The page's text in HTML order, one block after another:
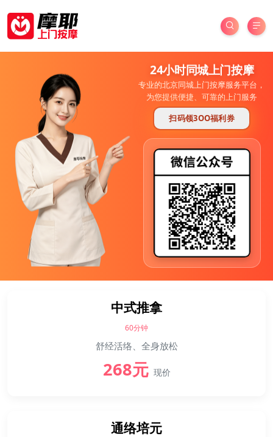
24小时同城上门按摩
专业的北京同城上门按摩服务平台，
为您提供便捷、可靠的上门服务
扫码领3OO福利券
中式推拿
60分钟
舒经活络、全身放松
268元 现价
通络培元